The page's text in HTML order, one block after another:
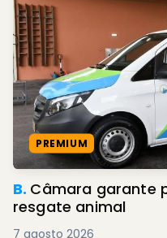
PREMIUM
B. Câmara garante
resgate animal
7 agosto 2026